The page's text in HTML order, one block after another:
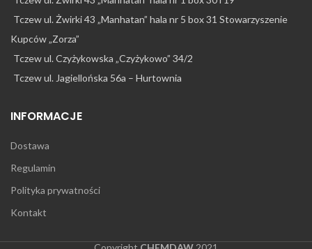
Tczew ul. Żwirki 43 „Manhatan” hala nr 5 box 31 Stowarzyszenie
Kupców „Zorza”
Tczew ul. Czyżykowska „Czyżykowo” 34/2
Tczew ul. Jagiellońska 56a – Hurtownia
INFORMACJE
Dostawa
Regulamin
Polityka prywatności
Kontakt